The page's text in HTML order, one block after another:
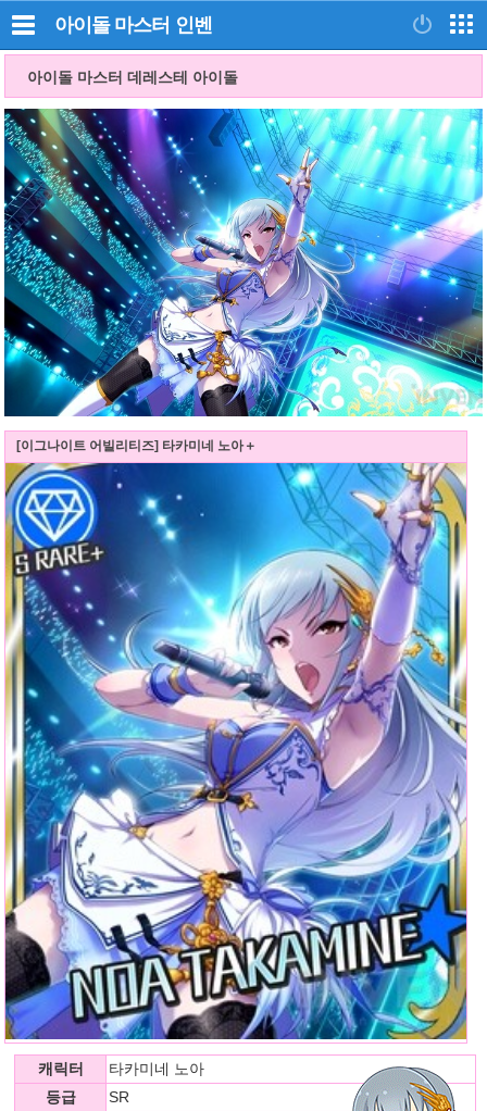
아이돌 마스터 인벤
아이돌 마스터 데레스테 아이돌
[이그나이트 어빌리티즈] 타카미네 노아＋
캐릭터
타카미네 노아
등급
SR